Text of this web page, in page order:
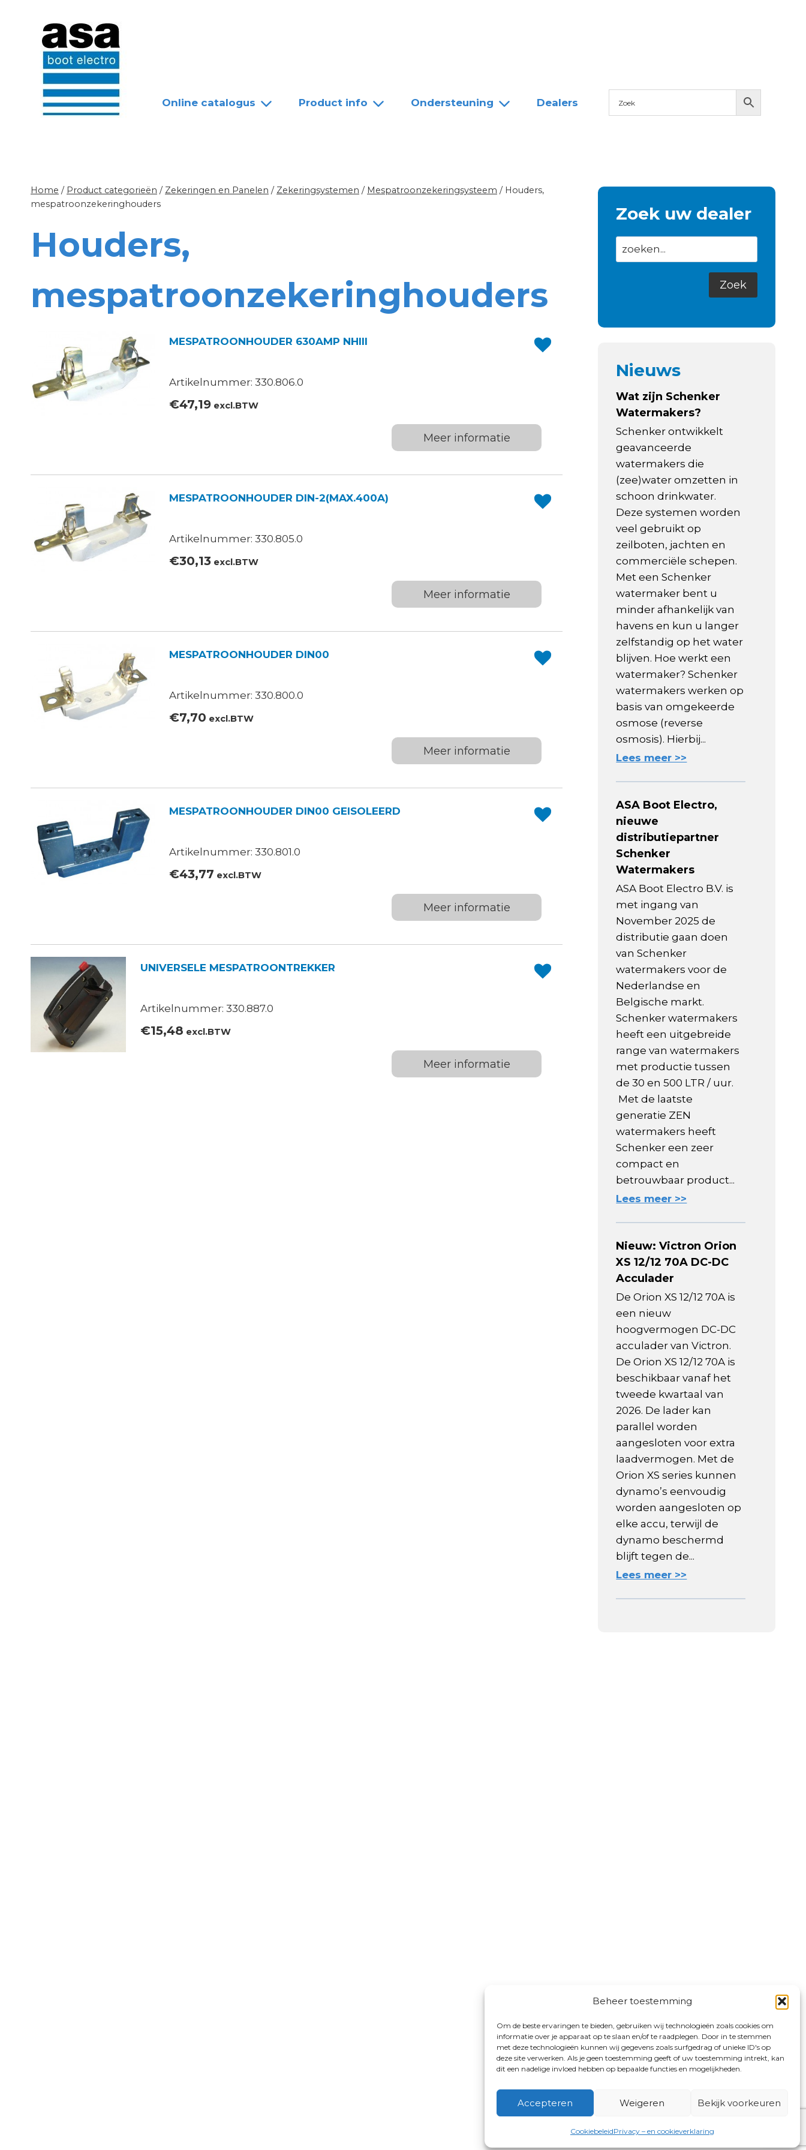
Beheer toestemming
Om de beste ervaringen te bieden, gebruiken wij technologieën zoals cookies om
informatie over je apparaat op te slaan en/of te raadplegen. Door in te stemmen
met deze technologieën kunnen wij gegevens zoals surfgedrag of unieke ID's op
deze site verwerken. Als je geen toestemming geeft of uw toestemming intrekt, kan
dit een nadelige invloed hebben op bepaalde functies en mogelijkheden.
Accepteren Weigeren Bekijk voorkeuren
CookiebeleidPrivacy – en cookieverklaring
Online catalogus Product info Ondersteuning Dealers
Home / Product categorieën / Zekeringen en Panelen / Zekeringsystemen / Mespatroonzekeringsysteem / Houders,
mespatroonzekeringhouders
Houders,
mespatroonzekeringhouders
MESPATROONHOUDER 630AMP NHIII
Artikelnummer: 330.806.0
€47,19 excl.BTW
Meer informatie
MESPATROONHOUDER DIN-2(MAX.400A)
Artikelnummer: 330.805.0
€30,13 excl.BTW
Meer informatie
MESPATROONHOUDER DIN00
Artikelnummer: 330.800.0
€7,70 excl.BTW
Meer informatie
MESPATROONHOUDER DIN00 GEISOLEERD
Artikelnummer: 330.801.0
€43,77 excl.BTW
Meer informatie
UNIVERSELE MESPATROONTREKKER
Artikelnummer: 330.887.0
€15,48 excl.BTW
Meer informatie
Zoek uw dealer
Nieuws
Wat zijn Schenker
Watermakers?
Schenker ontwikkelt
geavanceerde
watermakers die
(zee)water omzetten in
schoon drinkwater.
Deze systemen worden
veel gebruikt op
zeilboten, jachten en
commerciële schepen.
Met een Schenker
watermaker bent u
minder afhankelijk van
havens en kun u langer
zelfstandig op het water
blijven. Hoe werkt een
watermaker? Schenker
watermakers werken op
basis van omgekeerde
osmose (reverse
osmosis). Hierbij...
Lees meer >>
ASA Boot Electro,
nieuwe
distributiepartner
Schenker
Watermakers
ASA Boot Electro B.V. is
met ingang van
November 2025 de
distributie gaan doen
van Schenker
watermakers voor de
Nederlandse en
Belgische markt.
Schenker watermakers
heeft een uitgebreide
range van watermakers
met productie tussen
de 30 en 500 LTR / uur.
Met de laatste
generatie ZEN
watermakers heeft
Schenker een zeer
compact en
betrouwbaar product...
Lees meer >>
Nieuw: Victron Orion
XS 12/12 70A DC-DC
Acculader
De Orion XS 12/12 70A is
een nieuw
hoogvermogen DC-DC
acculader van Victron.
De Orion XS 12/12 70A is
beschikbaar vanaf het
tweede kwartaal van
2026. De lader kan
parallel worden
aangesloten voor extra
laadvermogen. Met de
Orion XS series kunnen
dynamo’s eenvoudig
worden aangesloten op
elke accu, terwijl de
dynamo beschermd
blijft tegen de...
Lees meer >>